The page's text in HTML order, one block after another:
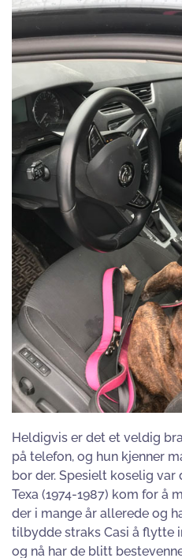
Heldigvis er det et veldig
på telefon, og hun kjenner
bor der. Spesielt koselig var
Texa (1974-1987) kom for å
der i mange år allerede og
tilbydde straks Casi å flytte
og nå har de blitt